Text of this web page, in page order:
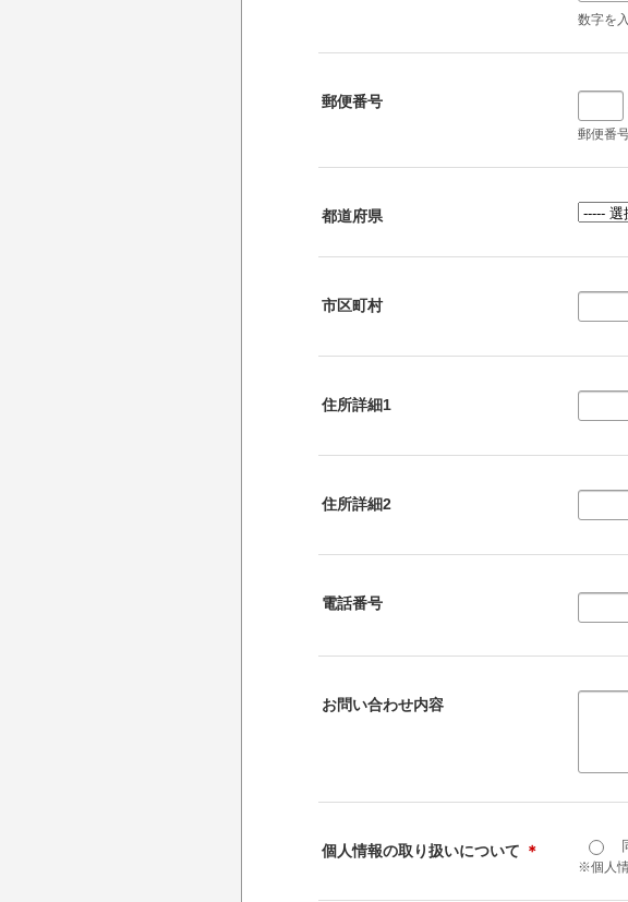
数字を
郵便番号
郵便番
都道府県
市区町村
住所詳細1
住所詳細2
電話番号
お問い合わせ内容
個人情報の取り扱いについて ＊
※個人